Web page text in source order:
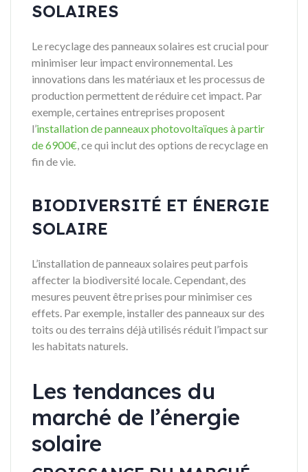
SOLAIRES
Le recyclage des panneaux solaires est crucial pour
minimiser leur impact environnemental. Les
innovations dans les matériaux et les processus de
production permettent de réduire cet impact. Par
exemple, certaines entreprises proposent
l’installation de panneaux photovoltaïques à partir
de 6900€, ce qui inclut des options de recyclage en
fin de vie.
BIODIVERSITÉ ET ÉNERGIE
SOLAIRE
L’installation de panneaux solaires peut parfois
affecter la biodiversité locale. Cependant, des
mesures peuvent être prises pour minimiser ces
effets. Par exemple, installer des panneaux sur des
toits ou des terrains déjà utilisés réduit l’impact sur
les habitats naturels.
Les tendances du
marché de l’énergie
solaire